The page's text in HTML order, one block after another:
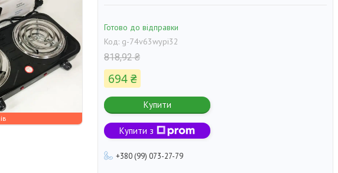
Готово до відправки
Код: g-74v63wypi32
818,92 ₴
694 ₴
Купити
Купити з
+380 (99) 073-27-79